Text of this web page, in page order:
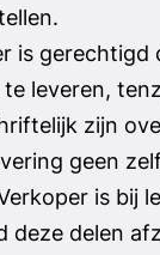
is gerechtigd
te leveren,
zijn
geen
is bij
deze delen